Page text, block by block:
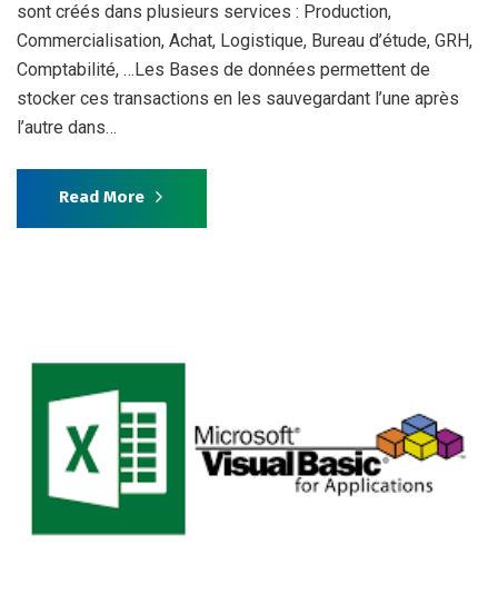
sont créés dans plusieurs services : Production,
Commercialisation, Achat, Logistique, Bureau d’étude, GRH,
Comptabilité, …Les Bases de données permettent de
stocker ces transactions en les sauvegardant l’une après
l’autre dans…
Read More